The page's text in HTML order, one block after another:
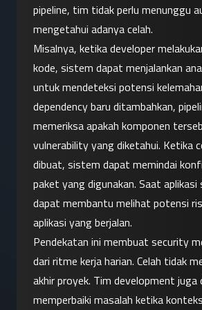
pipeline, tim tidak perlu menunggu
mengetahui adanya celah.
Misalnya, ketika developer
kode, sistem dapat menjalankan
untuk mendeteksi potensi
dependency baru ditambahkan,
memeriksa apakah komponen
vulnerability yang diketahui. Ketika
dibuat, sistem dapat memindai
paket yang digunakan. Saat aplikasi
dapat membantu melihat potensi
aplikasi yang berjalan.
Pendekatan ini membuat security
dari ritme kerja harian. Celah tidak
akhir proyek. Tim development juga
memperbaiki masalah ketika